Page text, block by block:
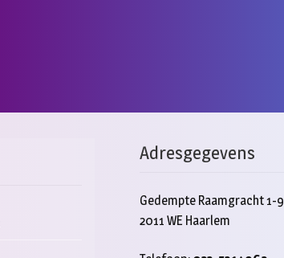
Adresgegevens
Gedempte Raamgracht 1-9
2011 WE Haarlem